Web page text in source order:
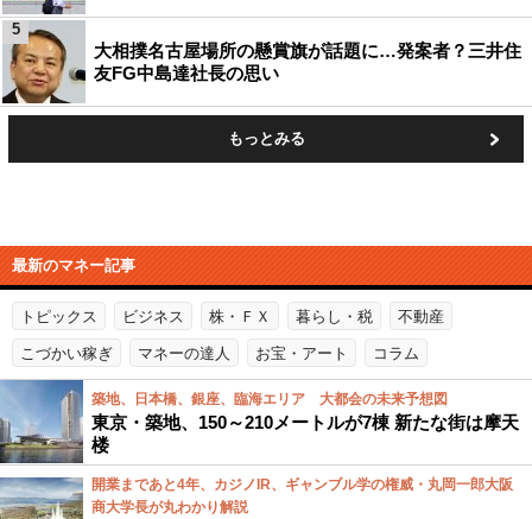
大相撲名古屋場所の懸賞旗が話題に…発案者？三井住
友FG中島達社長の思い
5
もっとみる
最新のマネー記事
トピックス ビジネス 株・ＦＸ 暮らし・税 不動産
こづかい稼ぎ マネーの達人 お宝・アート コラム
築地、日本橋、銀座、臨海エリア 大都会の未来予想図
東京・築地、150～210メートルが7棟 新たな街は摩天
楼
開業まであと4年、カジノIR、ギャンブル学の権威・丸岡一郎大阪
商大学長が丸わかり解説